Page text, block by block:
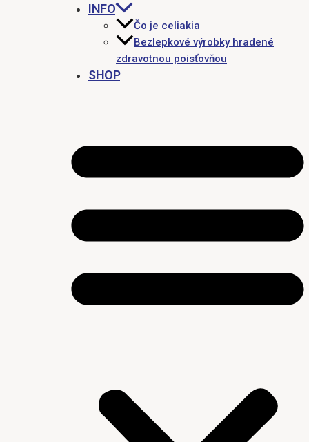
INFO
Čo je celiakia
Bezlepkové výrobky hradené
zdravotnou poisťovňou
SHOP